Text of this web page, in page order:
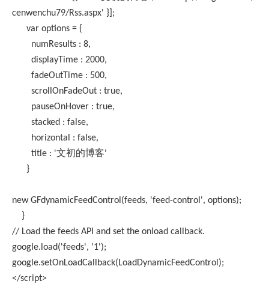
cenwenchu79/Rss.aspx' }];
var options = {
numResults : 8,
displayTime : 2000,
fadeOutTime : 500,
scrollOnFadeOut : true,
pauseOnHover : true,
stacked : false,
horizontal : false,
title : '文初的博客'
}
new GFdynamicFeedControl(feeds, 'feed-control', options);
}
// Load the feeds API and set the onload callback.
google.load('feeds', '1');
google.setOnLoadCallback(LoadDynamicFeedControl);
</script>